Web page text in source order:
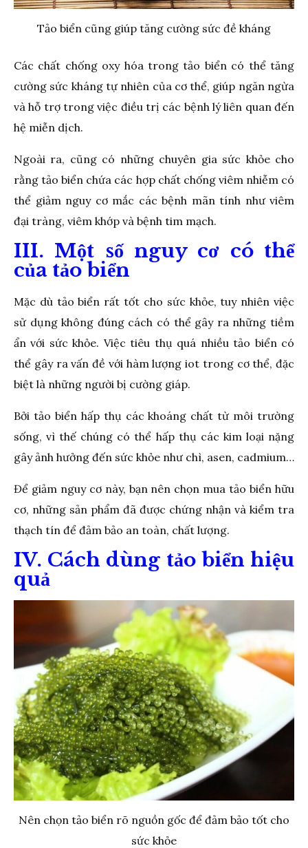
Tảo biển cũng giúp tăng cường sức đề kháng
Các chất chống oxy hóa trong tảo biển có thể tăng
cường sức kháng tự nhiên của cơ thể, giúp ngăn ngừa
và hỗ trợ trong việc điều trị các bệnh lý liên quan đến
hệ miễn dịch.
Ngoài ra, cũng có những chuyên gia sức khỏe cho
rằng tảo biển chứa các hợp chất chống viêm nhiễm có
thể giảm nguy cơ mắc các bệnh mãn tính như viêm
đại tràng, viêm khớp và bệnh tim mạch.
III. Một số nguy cơ có thể
của tảo biển
Mặc dù tảo biển rất tốt cho sức khỏe, tuy nhiên việc
sử dụng không đúng cách có thể gây ra những tiềm
ẩn với sức khỏe. Việc tiêu thụ quá nhiều tảo biển có
thể gây ra vấn đề với hàm lượng iot trong cơ thể, đặc
biệt là những người bị cường giáp.
Bởi tảo biển hấp thụ các khoáng chất từ môi trường
sống, vì thế chúng có thể hấp thụ các kim loại nặng
gây ảnh hưởng đến sức khỏe như chì, asen, cadmium…
Để giảm nguy cơ này, bạn nên chọn mua tảo biển hữu
cơ, những sản phẩm đã được chứng nhận và kiểm tra
thạch tín để đảm bảo an toàn, chất lượng.
IV. Cách dùng tảo biển hiệu
quả
Nên chọn tảo biển rõ nguồn gốc để đảm bảo tốt cho
sức khỏe